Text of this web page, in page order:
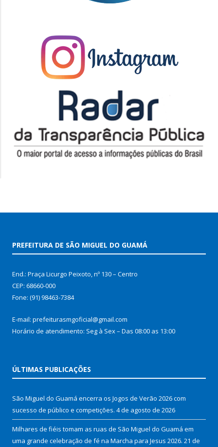
PREFEITURA DE SÃO MIGUEL DO GUAMÁ
End.: Praça Licurgo Peixoto, nº 130 – Centro
CEP: 68660-000
Fone: (91) 98463-7384
E-mail: prefeiturasmgoficial@gmail.com
Horário de atendimento: Seg à Sex – Das 08:00 as 13:00
ÚLTIMAS PUBLICAÇÕES
São Miguel do Guamá encerra os Jogos de Verão 2026 com
sucesso de público e competições. 4 de agosto de 2026
Milhares de fiéis tomam as ruas de São Miguel do Guamá em
uma grande celebração de fé na Marcha para Jesus 2026. 21 de